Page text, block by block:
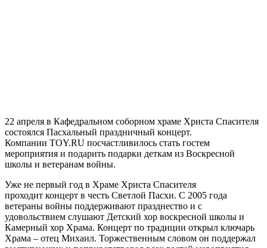
22 апреля в Кафедральном соборном храме Христа Спасителя
состоялся Пасхальный праздничный концерт.
Компании TOY.RU посчастливилось стать гостем
мероприятия и подарить подарки деткам из Воскресной
школы и ветеранам войны.
Уже не первый год в Храме Христа Спасителя
проходит концерт в честь Светлой Пасхи. С 2005 года
ветераны войны поддерживают празднество и с
удовольствием слушают Детский хор воскресной школы и
Камерный хор Храма. Концерт по традиции открыл ключарь
Храма – отец Михаил. Торжественным словом он поддержал